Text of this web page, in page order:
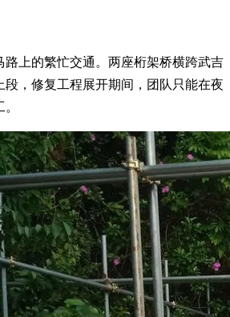
路上的繁忙交通。两座桁架桥横跨武吉
段，修复工程展开期间，团队只能在夜